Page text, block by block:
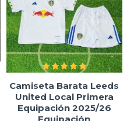
Camiseta Barata Leeds
United Local Primera
Equipación 2025/26